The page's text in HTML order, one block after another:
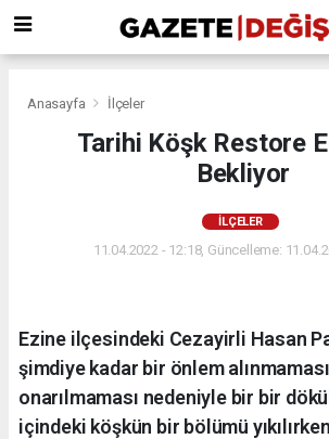
Anasayfa İlçeler
Tarihi Köşk Restore
Bekliyor
İLÇELER
11.04.2022 - 12:18, Güncelleme:
Ezine ilçesindeki Cezayirli Hasan
şimdiye kadar bir önlem
onarılmaması nedeniyle bir bir
içindeki köşkün bir bölümü